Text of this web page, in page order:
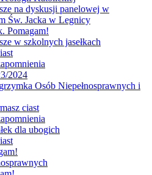
na dyskusji panelowej w
Św. Jacka w Legnicy
Pomagam!
w szkolnych jasełkach
2024
Osób Niepełnosprawnych i
ciast
dla ubogich